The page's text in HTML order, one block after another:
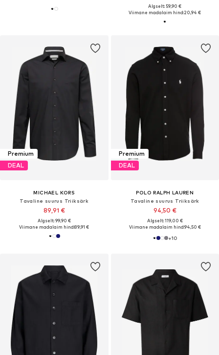
Algselt: 59,90 €
Viimane madalaim hind:20,94 €
Premium
DEAL
MICHAEL KORS
Tavaline suurus Triiksärk
89,91 €
Algselt: 99,90 €
Viimane madalaim hind:89,91 €
Premium
DEAL
POLO RALPH LAUREN
Tavaline suurus Triiksärk
94,50 €
Algselt: 119,00 €
Viimane madalaim hind:94,50 €
+10